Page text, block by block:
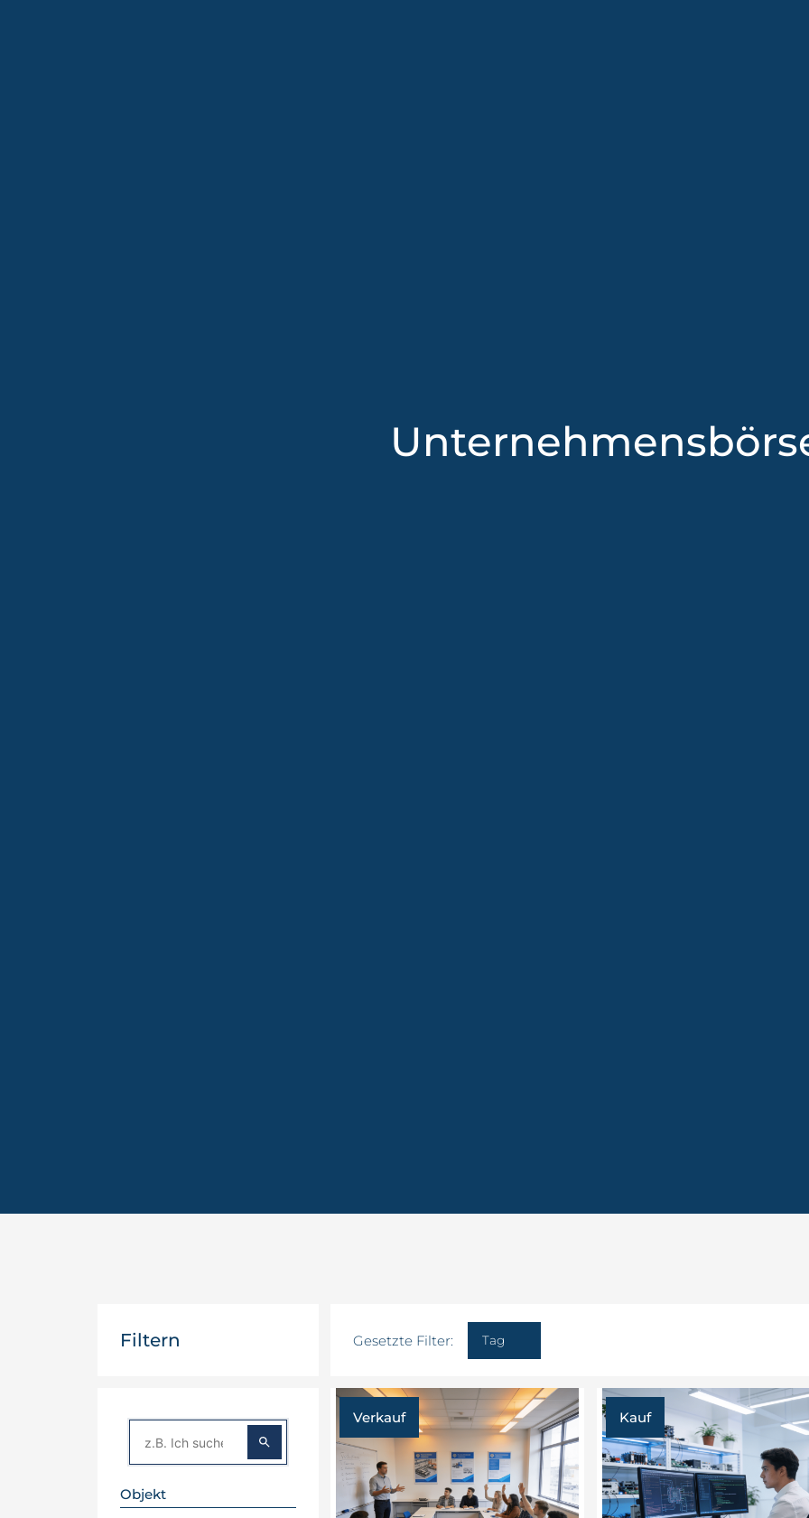
Filtern Gesetzte Filter: Tag
Objekt
Verkauf Kauf